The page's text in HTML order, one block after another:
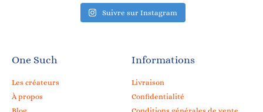
Suivre sur Instagram
One Such
Les créateurs
À propos
Informations
Livraison
Confidentialité